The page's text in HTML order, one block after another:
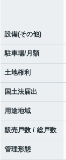
設備(その他)
駐車場/月額
土地権利
国土法届出
用途地域
販売戸数 / 総戸数
管理形態